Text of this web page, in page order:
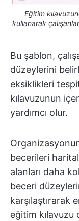
Eğitim
kullanarak
Bu şablon,
düzeylerini
eksiklikleri
kılavuzunun
yardımcı olur.
becerileri
alanları daha
beceri
karşılaştırarak
eğitim kılavuzu